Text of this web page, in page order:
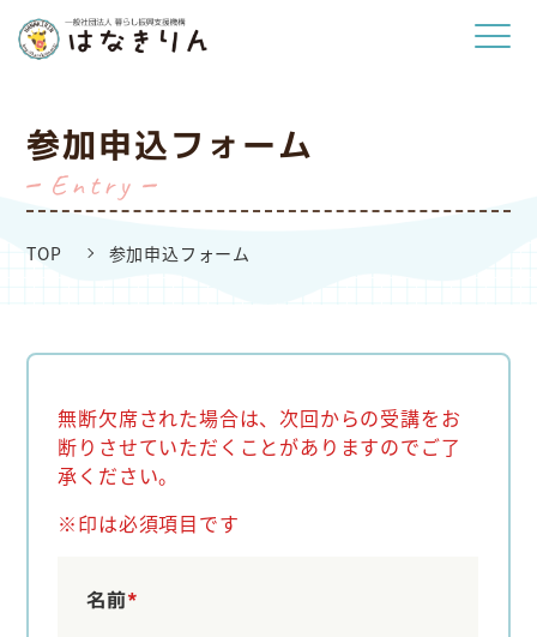
参加申込フォーム
entry
TOP 参加申込フォーム
無断欠席された場合は、次回からの受講をお
断りさせていただくことがありますのでご了
承ください。
※印は必須項目です
名前*